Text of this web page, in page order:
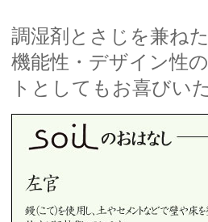
調湿剤とさじを兼ね
機能性・デザイン性
トとしてもお喜びい